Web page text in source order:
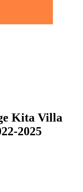
Kita Villa
2025